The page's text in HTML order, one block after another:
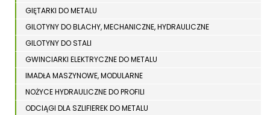
GIĘTARKI DO METALU
GILOTYNY DO BLACHY, MECHANICZNE, HYDRAULICZNE
GILOTYNY DO STALI
GWINCIARKI ELEKTRYCZNE DO METALU
IMADŁA MASZYNOWE, MODULARNE
NOŻYCE HYDRAULICZNE DO PROFILI
ODCIĄGI DLA SZLIFIEREK DO METALU